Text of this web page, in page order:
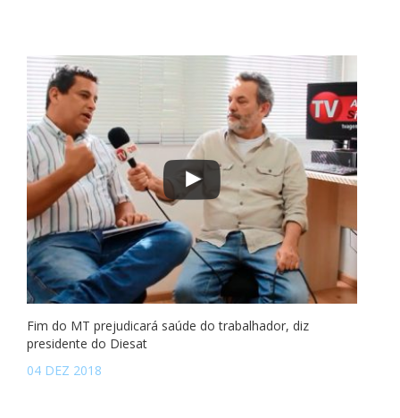
Fim do MT prejudicará saúde do trabalhador, diz
presidente do Diesat
04 DEZ 2018